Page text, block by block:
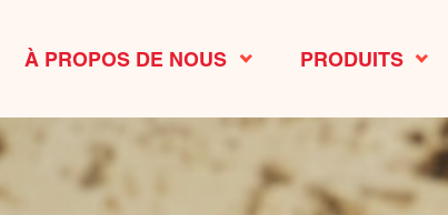
À PROPOS DE NOUS PRODUITS